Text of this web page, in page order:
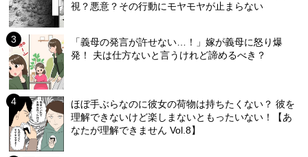
視？悪意？その行動にモヤモヤが止まらない
「義母の発言が許せない…！」嫁が義母に怒り爆
発！ 夫は仕方ないと言うけれど諦めるべき？
ほぼ手ぶらなのに彼女の荷物は持ちたくない？ 彼を
理解できないけど楽しまないともったいない！【あ
なたが理解できません Vol.8】